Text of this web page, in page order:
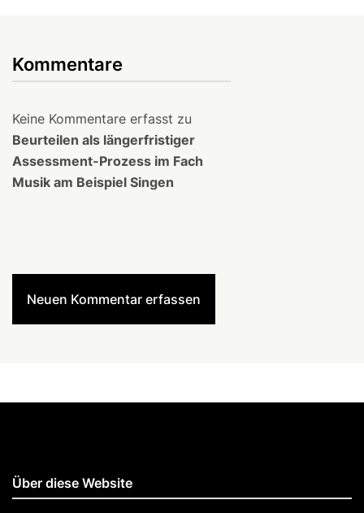
Kommentare
Keine Kommentare erfasst zu
Beurteilen als längerfristiger
Assessment-Prozess im Fach
Musik am Beispiel Singen
Neuen Kommentar erfassen
Über diese Website